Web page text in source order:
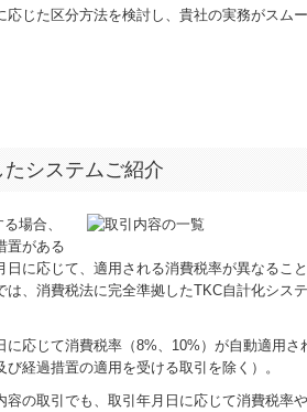
じた区分方法を検討し、貴社の実務がスム
システムご紹介
場合、
置がある
日に応じて、適用される消費税率が異なるこ
、消費税法に完全準拠したTKC自計化シス
応じて消費税率（8%、10%）が自動適用
経過措置の適用を受ける取引を除く）。
の取引でも、取引年月日に応じて消費税率